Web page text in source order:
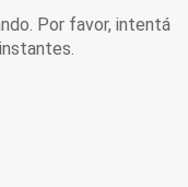
Por favor, intentá